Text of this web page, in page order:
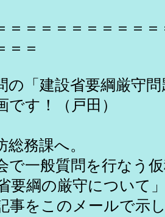
＝＝＝＝＝＝＝＝＝
＝＝
の「建設省要綱厳守
です！（戸田）
課へ。
で一般質問を行なう
要綱の厳守について
事をこのメールで示